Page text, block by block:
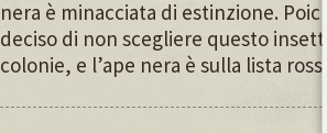
nera è minacciata di estinzione.
deciso di non scegliere questo
colonie, e l’ape nera è sulla lista